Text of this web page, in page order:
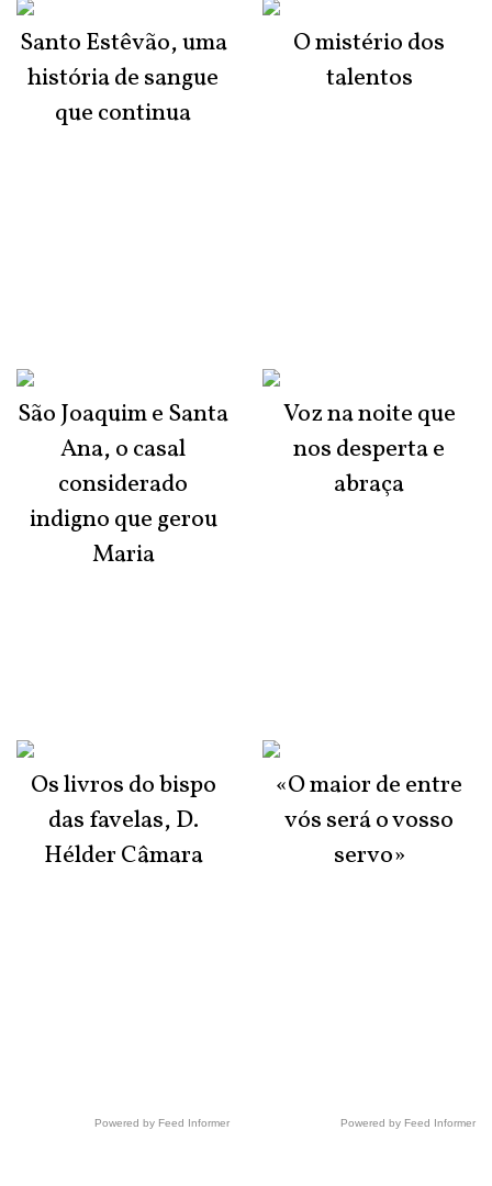
Santo Estêvão, uma
história de sangue
que continua
São Joaquim e Santa
Ana, o casal
considerado
indigno que gerou
Maria
Os livros do bispo
das favelas, D.
Hélder Câmara
Powered by Feed Informer
O mistério dos
talentos
Voz na noite que
nos desperta e
abraça
«O maior de entre
vós será o vosso
servo»
Powered by Feed Informer